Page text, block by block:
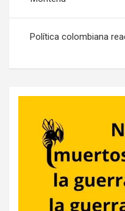
entradas
Política colombiana